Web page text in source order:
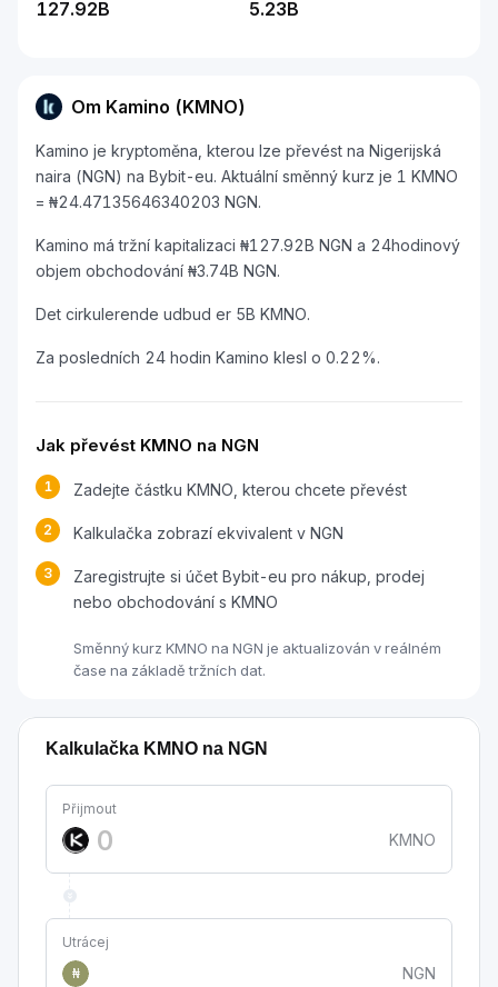
127.92B 5.23B
Om Kamino (KMNO)
Kamino je kryptoměna, kterou lze převést na Nigerijská
naira (NGN) na Bybit-eu. Aktuální směnný kurz je 1 KMNO
= ₦24.47135646340203 NGN.
Kamino má tržní kapitalizaci ₦127.92B NGN a 24hodinový
objem obchodování ₦3.74B NGN.
Det cirkulerende udbud er 5B KMNO.
Za posledních 24 hodin Kamino klesl o 0.22%.
Jak převést KMNO na NGN
1 Zadejte částku KMNO, kterou chcete převést
2 Kalkulačka zobrazí ekvivalent v NGN
3
Zaregistrujte si účet Bybit-eu pro nákup, prodej
nebo obchodování s KMNO
Směnný kurz KMNO na NGN je aktualizován v reálném
čase na základě tržních dat.
Kalkulačka KMNO na NGN
Přijmout
KMNO
Utrácej
₦
NGN